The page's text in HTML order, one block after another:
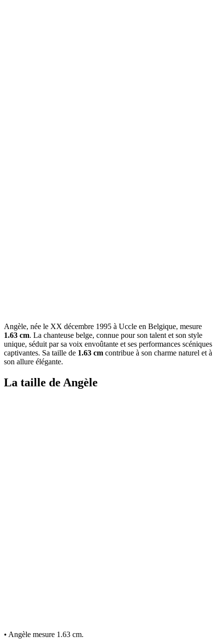
Angèle, née le XX décembre 1995 à Uccle en Belgique, mesure
1.63 cm. La chanteuse belge, connue pour son talent et son style
unique, séduit par sa voix envoûtante et ses performances scéniques
captivantes. Sa taille de 1.63 cm contribue à son charme naturel et à
son allure élégante.
La taille de Angèle
• Angèle mesure 1.63 cm.